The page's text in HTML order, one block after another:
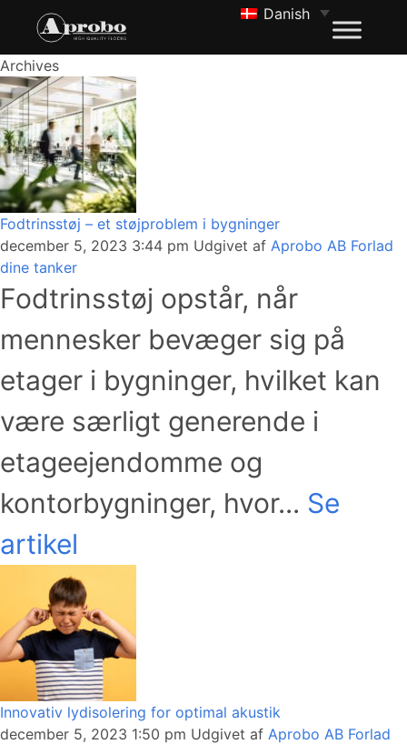
Danish
Archives
Fodtrinsstøj – et støjproblem i bygninger
december 5, 2023 3:44 pm Udgivet af Aprobo AB Forlad
dine tanker
Fodtrinsstøj opstår, når
mennesker bevæger sig på
etager i bygninger, hvilket kan
være særligt generende i
etageejendomme og
kontorbygninger, hvor... Se
artikel
Innovativ lydisolering for optimal akustik
december 5, 2023 1:50 pm Udgivet af Aprobo AB Forlad